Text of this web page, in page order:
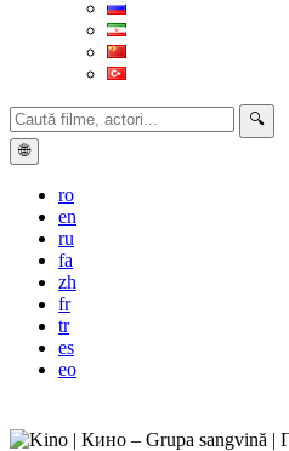
🔍
🌐
ro
en
ru
fa
zh
fr
tr
es
eo